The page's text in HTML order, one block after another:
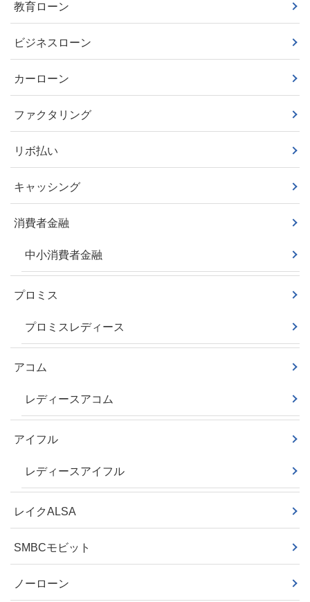
教育ローン
ビジネスローン
カーローン
ファクタリング
リボ払い
キャッシング
消費者金融
中小消費者金融
プロミス
プロミスレディース
アコム
レディースアコム
アイフル
レディースアイフル
レイクALSA
SMBCモビット
ノーローン